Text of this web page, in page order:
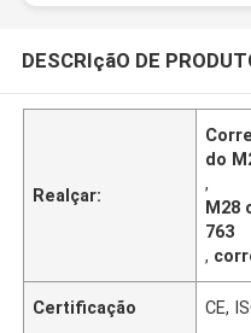
DESCRIçãO DE
Realçar:
do
,
M28
763
,
Certificação CE,